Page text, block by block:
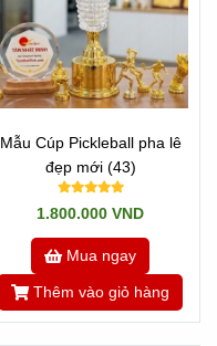
Mẫu Cúp Pickleball pha lê
đẹp mới (43)
1.800.000 VND
Mua ngay
Thêm vào giỏ hàng